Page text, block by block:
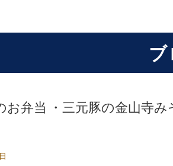
弁当 ・三元豚の金山寺み